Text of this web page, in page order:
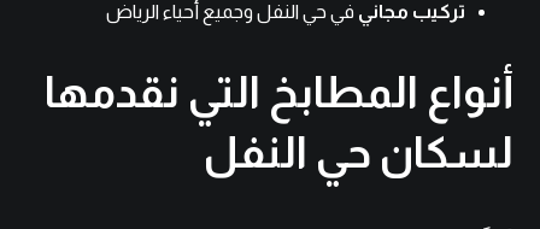
تركيب مجاني في حي النفل وجميع أحياء الرياض
أنواع المطابخ التي نقدمها
لسكان حي النفل